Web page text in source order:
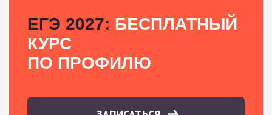
ЕГЭ 2027: БЕСПЛАТНЫЙ
КУРС
ПО ПРОФИЛЮ